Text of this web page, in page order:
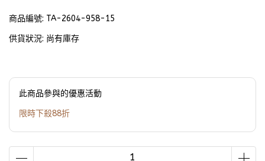
商品編號: TA-2604-958-15
供貨狀況: 尚有庫存
此商品參與的優惠活動
限時下殺88折